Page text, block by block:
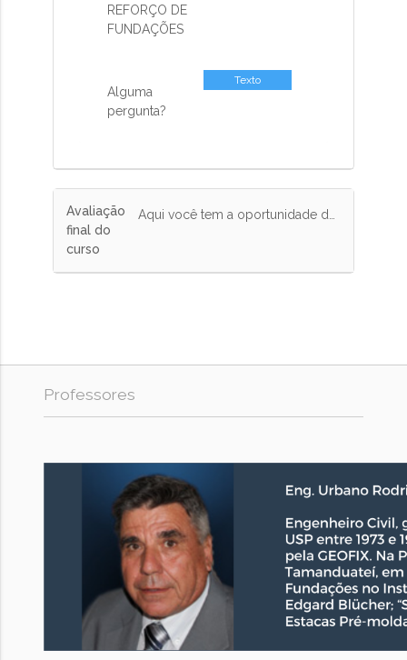
REFORÇO DE
FUNDAÇÕES
Alguma
pergunta?
Texto
Avaliação
final do
curso
Aqui você tem a oportunidade de expor a sua opinião sobre o curso.
Professores